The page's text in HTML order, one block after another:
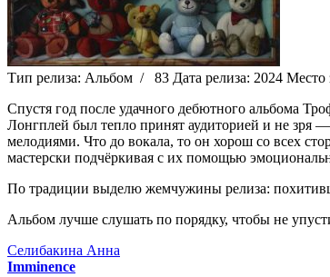
Тип релиза: Альбом / 83 Дата релиза: 2024 Место
Спустя год после удачного дебютного альбома
Лонгплей был тепло принят аудиторией и не зря
мелодиями. Что до вокала, то он хорош со всех
мастерски подчёркивая с их помощью
По традиции выделю жемчужины релиза:
Альбом лучше слушать по порядку, чтобы не
Селибакина Анна
Imminence